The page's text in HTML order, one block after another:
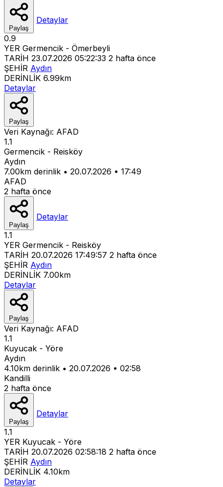
Paylaş
Detaylar
0.9
YER Germencik - Ömerbeyli
TARİH 23.07.2026 05:22:33 2 hafta önce
ŞEHİR Aydın
DERİNLİK 6.99km
Detaylar
Paylaş
Veri Kaynağı: AFAD
1.1
Germencik - Reisköy
Aydın
7.00km derinlik • 20.07.2026 • 17:49
AFAD
2 hafta önce
Paylaş
Detaylar
1.1
YER Germencik - Reisköy
TARİH 20.07.2026 17:49:57 2 hafta önce
ŞEHİR Aydın
DERİNLİK 7.00km
Detaylar
Paylaş
Veri Kaynağı: AFAD
1.1
Kuyucak - Yöre
Aydın
4.10km derinlik • 20.07.2026 • 02:58
Kandilli
2 hafta önce
Paylaş
Detaylar
1.1
YER Kuyucak - Yöre
TARİH 20.07.2026 02:58:18 2 hafta önce
ŞEHİR Aydın
DERİNLİK 4.10km
Detaylar